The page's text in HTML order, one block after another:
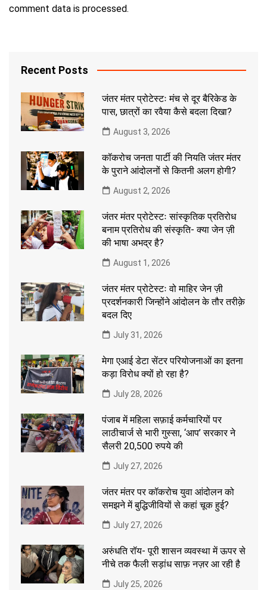
comment data is processed.
Recent Posts
जंतर मंतर प्रोटेस्टः मंच से दूर बैरिकेड के
पास, छात्रों का रवैया कैसे बदला दिखा?
August 3, 2026
कॉकरोच जनता पार्टी की नियति जंतर मंतर
के पुराने आंदोलनों से कितनी अलग होगी?
August 2, 2026
जंतर मंतर प्रोटेस्टः सांस्कृतिक प्रतिरोध
बनाम प्रतिरोध की संस्कृति- क्या जेन ज़ी
की भाषा अभद्र है?
August 1, 2026
जंतर मंतर प्रोटेस्टः वो माहिर जेन ज़ी
प्रदर्शनकारी जिन्होंने आंदोलन के तौर तरीक़े
बदल दिए
July 31, 2026
मेगा एआई डेटा सेंटर परियोजनाओं का इतना
कड़ा विरोध क्यों हो रहा है?
July 28, 2026
पंजाब में महिला सफ़ाई कर्मचारियों पर
लाठीचार्ज से भारी गुस्सा, ‘आप’ सरकार ने
सैलरी 20,500 रुपये की
July 27, 2026
जंतर मंतर पर कॉकरोच युवा आंदोलन को
समझने में बुद्धिजीवियों से कहां चूक हुई?
July 27, 2026
अरुंधति रॉय- पूरी शासन व्यवस्था में ऊपर से
नीचे तक फैली सड़ांध साफ़ नज़र आ रही है
July 25, 2026